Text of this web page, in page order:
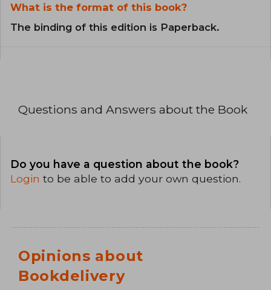
What is the format of this book?
The binding of this edition is Paperback.
Questions and Answers about the Book
Do you have a question about the book?
Login to be able to add your own question.
Opinions about
Bookdelivery